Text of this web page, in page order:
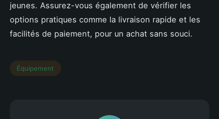
jeunes. Assurez-vous également de vérifier les
options pratiques comme la livraison rapide et les
facilités de paiement, pour un achat sans souci.
Équipement